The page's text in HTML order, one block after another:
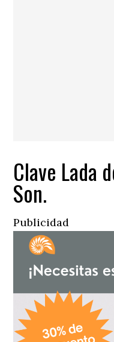
Clave Lada
Son.
Publicidad